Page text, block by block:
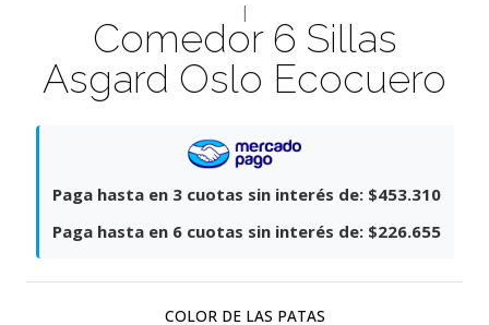
|
Comedor 6 Sillas
Asgard Oslo Ecocuero
Paga hasta en 3 cuotas sin interés de: $453.310
Paga hasta en 6 cuotas sin interés de: $226.655
COLOR DE LAS PATAS